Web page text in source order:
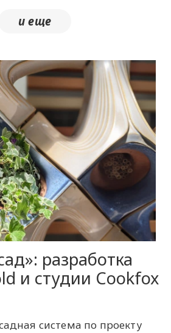
разработка
и студии Cookfox
система по проекту